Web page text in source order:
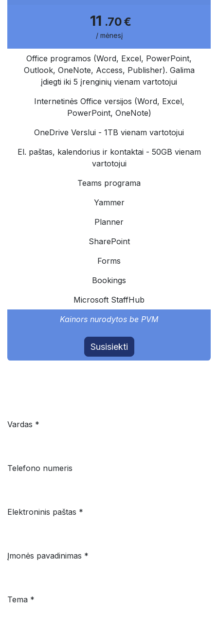
11 .70 €
/ mėnesį
Office programos (Word, Excel, PowerPoint,
Outlook, OneNote, Access, Publisher). Galima
įdiegti iki 5 įrenginių vienam vartotojui ​
Internetinės Office versijos (Word, Excel,
PowerPoint, OneNote) ​
OneDrive Verslui - 1TB vienam vartotojui​ ​
El. paštas, kalendorius ir kontaktai - 50GB vienam
vartotojui ​
Teams programa ​
Yammer
Planner
SharePoint
Forms
Bookings
Microsoft StaffHub
Kainors nurodytos be PVM
Susisiekti
Vardas *
Telefono numeris
Elektroninis paštas *
Įmonės pavadinimas *
Tema *